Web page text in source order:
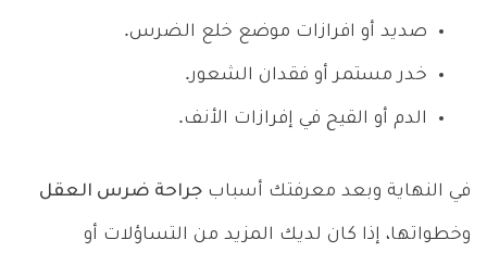
صديد أو افرازات موضع خلع الضرس.
خدر مستمر أو فقدان الشعور.
الدم أو القيح في إفرازات الأنف.
في النهاية وبعد معرفتك أسباب جراحة ضرس العقل
وخطواتها، إذا كان لديك المزيد من التساؤلات أو